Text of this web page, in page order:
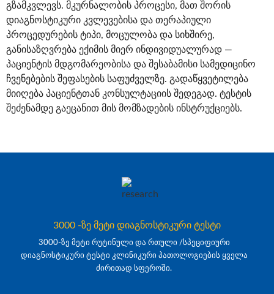
გზამკვლევს. მკურნალობის პროცესი, მათ შორის
დიაგნოსტიკური კვლევებისა და თერაპიული
პროცედურების ტიპი, მოცულობა და სიხშირე,
განისაზღვრება ექიმის მიერ ინდივიდუალურად —
პაციენტის მდგომარეობისა და შესაბამისი სამედიცინო
ჩვენებების შეფასების საფუძველზე. გადაწყვეტილება
მიიღება პაციენტთან კონსულტაციის შედეგად. ტესტის
შეძენამდე გაეცანით მის მომზადების ინსტრუქციებს.
3000 -ზე მეტი დიაგნოსტიკური ტესტი
3000-ზე მეტი რუტინული და რთული /სპეციფიური
დიაგნოსტიკური ტესტი კლინიკური პათოლოგიების ყველა
ძირითად სფეროში.